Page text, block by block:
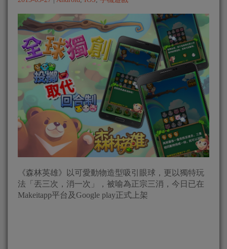
《森林英雄》以可愛動物造型吸引眼球，更以獨特玩
法「丟三次，消一次」，被喻為正宗三消，今日已在
Makeitapp平台及Google play正式上架